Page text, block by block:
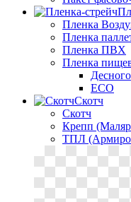
Пленка
Пленка
Пленка ПВХ
Пленка
ECO
Скотч
Скотч
Крепп
ТПЛ